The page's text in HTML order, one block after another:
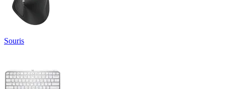
Souris